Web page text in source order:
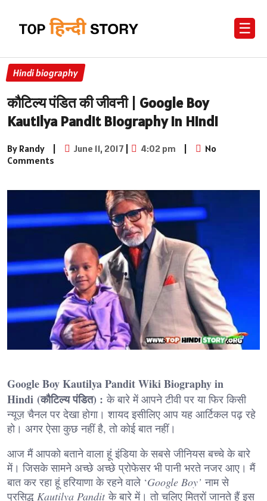
☰
Hindi biography
कौटिल्य पंडित की जीवनी | Google Boy
Kautilya Pandit Biography in Hindi
By Randy | June 11, 2017| 4:02 pm |
No
Comments
Google Boy Kautilya Pandit Wiki Biography in
Hindi (कौटिल्य पंडित) : के बारे में आपने टीवी पर या फिर किसी
न्यूज़ चैनल पर देखा होगा। शायद इसीलिए आप यह आर्टिकल पढ़ रहे
हो। अगर ऐसा कुछ नहीं है, तो कोई बात नहीं।
आज मैं आपको बताने वाला हूं इंडिया के सबसे जीनियस बच्चे के बारे
में। जिसके सामने अच्छे अच्छे प्रोफेसर भी पानी भरते नजर आए। मैं
बात कर रहा हूं हरियाणा के रहने वाले ‘Google Boy’ नाम से
प्रसिद्ध Kautilya Panditके बारे में। तो चलिए मित्रों जानते हैं इस